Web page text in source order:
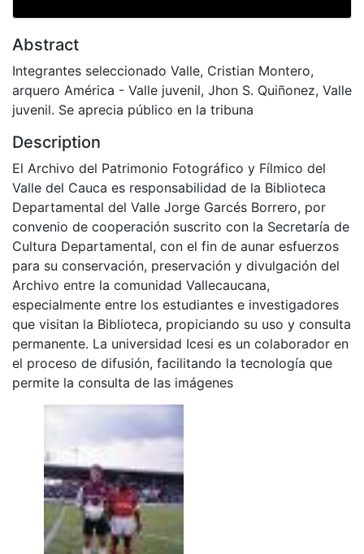
Abstract
Integrantes seleccionado Valle, Cristian Montero,
arquero América - Valle juvenil, Jhon S. Quiñonez, Valle
juvenil. Se aprecia público en la tribuna
Description
El Archivo del Patrimonio Fotográfico y Fílmico del
Valle del Cauca es responsabilidad de la Biblioteca
Departamental del Valle Jorge Garcés Borrero, por
convenio de cooperación suscrito con la Secretaría de
Cultura Departamental, con el fin de aunar esfuerzos
para su conservación, preservación y divulgación del
Archivo entre la comunidad Vallecaucana,
especialmente entre los estudiantes e investigadores
que visitan la Biblioteca, propiciando su uso y consulta
permanente. La universidad Icesi es un colaborador en
el proceso de difusión, facilitando la tecnología que
permite la consulta de las imágenes